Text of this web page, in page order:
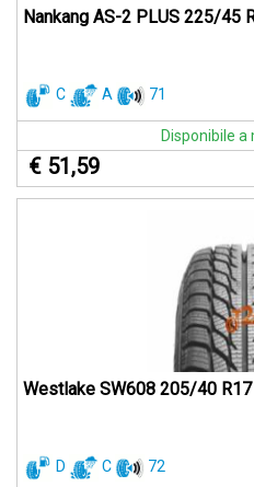
Nankang AS-2 PLUS 225/45
C A 71
Disponibile
€ 51,59
Westlake SW608 205/40
D C 72